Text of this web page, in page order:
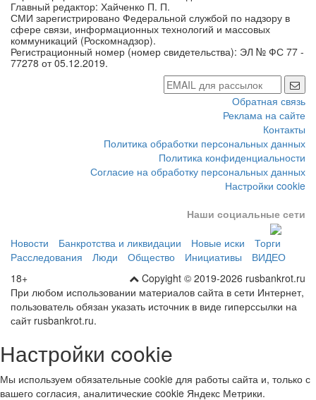
Главный редактор: Хайченко П. П.
СМИ зарегистрировано Федеральной службой по надзору в
сфере связи, информационных технологий и массовых
коммуникаций (Роскомнадзор).
Регистрационный номер (номер свидетельства): ЭЛ № ФС 77 -
77278 от 05.12.2019.
Обратная связь
Реклама на сайте
Контакты
Политика обработки персональных данных
Политика конфиденциальности
Согласие на обработку персональных данных
Настройки cookie
Наши социальные сети
Новости Банкротства и ликвидации Новые иски
Торги
Расследования
Люди Общество Инициативы
ВИДЕО
Copyight © 2019-2026 rusbankrot.ru
18+
При любом использовании материалов сайта в сети Интернет,
пользователь обязан указать источник в виде гиперссылки на
сайт rusbankrot.ru.
Настройки cookie
Мы используем обязательные cookie для работы сайта и, только с
вашего согласия, аналитические cookie Яндекс Метрики.